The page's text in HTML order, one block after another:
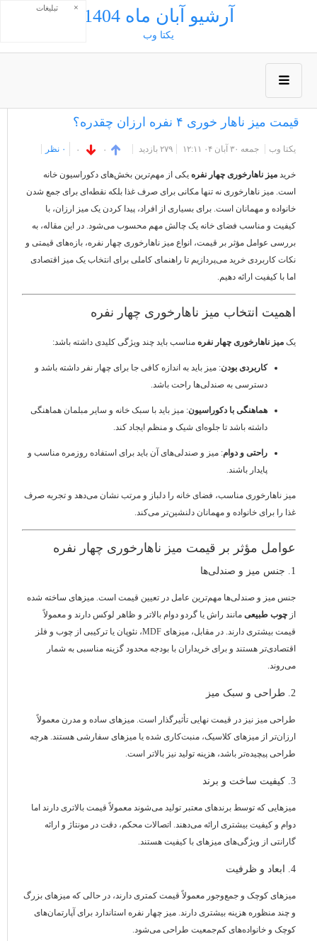
آرشیو آبان ماه 1404
يكتا وب
قیمت میز ناهار خوری ۴ نفره ارزان چقدره؟
یکتا وب جمعه ۳۰ آبان ۰۴ ۱۲:۱۱ ۲۷۹ بازديد ۰ ۰ ۰ نظر
خرید میز ناهارخوری چهار نفره یکی از مهم‌ترین بخش‌های دکوراسیون خانه
است. میز ناهارخوری نه تنها مکانی برای صرف غذا بلکه نقطه‌ای برای جمع شدن
خانواده و مهمانان است. برای بسیاری از افراد، پیدا کردن یک میز ارزان، با
کیفیت و مناسب فضای خانه یک چالش مهم محسوب می‌شود. در این مقاله، به
بررسی عوامل مؤثر بر قیمت، انواع میز ناهارخوری چهار نفره، بازه‌های قیمتی و
نکات کاربردی خرید می‌پردازیم تا راهنمای کاملی برای انتخاب یک میز اقتصادی
اما با کیفیت ارائه دهیم.
اهمیت انتخاب میز ناهارخوری چهار نفره
یک میز ناهارخوری چهار نفره مناسب باید چند ویژگی کلیدی داشته باشد:
کاربردی بودن: میز باید به اندازه کافی جا برای چهار نفر داشته باشد و
دسترسی به صندلی‌ها راحت باشد.
هماهنگی با دکوراسیون: میز باید با سبک خانه و سایر مبلمان هماهنگی
داشته باشد تا جلوه‌ای شیک و منظم ایجاد کند.
راحتی و دوام: میز و صندلی‌های آن باید برای استفاده روزمره مناسب و
پایدار باشند.
میز ناهارخوری مناسب، فضای خانه را دلباز و مرتب نشان می‌دهد و تجربه صرف
غذا را برای خانواده و مهمانان دلنشین‌تر می‌کند.
عوامل مؤثر بر قیمت میز ناهارخوری چهار نفره
1. جنس میز و صندلی‌ها
جنس میز و صندلی‌ها مهم‌ترین عامل در تعیین قیمت است. میزهای ساخته شده
از چوب طبیعی مانند راش یا گردو دوام بالاتر و ظاهر لوکس دارند و معمولاً
قیمت بیشتری دارند. در مقابل، میزهای MDF، نئوپان یا ترکیبی از چوب و فلز
اقتصادی‌تر هستند و برای خریداران با بودجه محدود گزینه مناسبی به شمار
می‌روند.
2. طراحی و سبک میز
طراحی میز نیز در قیمت نهایی تأثیرگذار است. میزهای ساده و مدرن معمولاً
ارزان‌تر از میزهای کلاسیک، منبت‌کاری شده یا میزهای سفارشی هستند. هرچه
طراحی پیچیده‌تر باشد، هزینه تولید نیز بالاتر است.
3. کیفیت ساخت و برند
میزهایی که توسط برندهای معتبر تولید می‌شوند معمولاً قیمت بالاتری دارند اما
دوام و کیفیت بیشتری ارائه می‌دهند. اتصالات محکم، دقت در مونتاژ و ارائه
گارانتی از ویژگی‌های میزهای با کیفیت هستند.
4. ابعاد و ظرفیت
میزهای کوچک و جمع‌وجور معمولاً قیمت کمتری دارند، در حالی که میزهای بزرگ
و چند منظوره هزینه بیشتری دارند. میز چهار نفره استاندارد برای آپارتمان‌های
کوچک و خانواده‌های کم‌جمعیت طراحی می‌شود.
تبلیغات ×